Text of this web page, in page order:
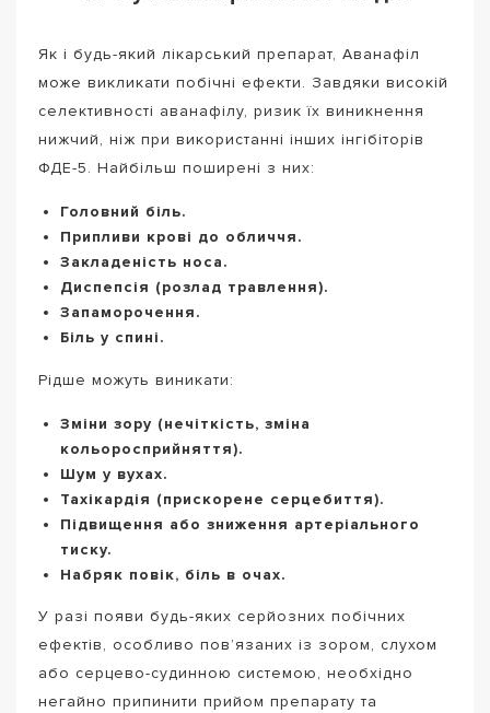
Як і будь-який лікарський препарат, Аванафіл
може викликати побічні ефекти. Завдяки високій
селективності аванафілу, ризик їх виникнення
нижчий, ніж при використанні інших інгібіторів
ФДЕ-5. Найбільш поширені з них:
Головний біль.
Припливи крові до обличчя.
Закладеність носа.
Диспепсія (розлад травлення).
Запаморочення.
Біль у спині.
Рідше можуть виникати:
Зміни зору (нечіткість, зміна
кольоросприйняття).
Шум у вухах.
Тахікардія (прискорене серцебиття).
Підвищення або зниження артеріального
тиску.
Набряк повік, біль в очах.
У разі появи будь-яких серйозних побічних
ефектів, особливо пов’язаних із зором, слухом
або серцево-судинною системою, необхідно
негайно припинити прийом препарату та